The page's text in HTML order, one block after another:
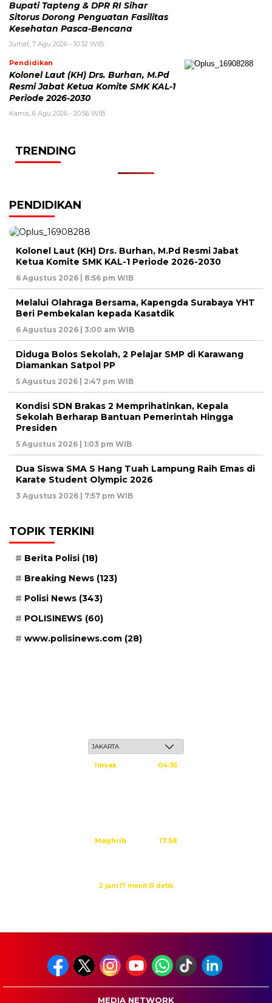
Bupati Tapteng & DPR RI Sihar
Sitorus Dorong Penguatan Fasilitas
Kesehatan Pasca-Bencana
Jumat, 7 Agu 2026 - 10:32 WIB
Pendidikan
Kolonel Laut (KH) Drs. Burhan, M.Pd
Resmi Jabat Ketua Komite SMK KAL-1
Periode 2026-2030
Kamis, 6 Agu 2026 - 20:56 WIB
TRENDING
PENDIDIKAN
Kolonel Laut (KH) Drs. Burhan, M.Pd Resmi Jabat
Ketua Komite SMK KAL-1 Periode 2026-2030
6 Agustus 2026 | 8:56 pm WIB
Melalui Olahraga Bersama, Kapengda Surabaya YHT
Beri Pembekalan kepada Kasatdik
6 Agustus 2026 | 3:00 am WIB
Diduga Bolos Sekolah, 2 Pelajar SMP di Karawang
Diamankan Satpol PP
5 Agustus 2026 | 2:47 pm WIB
Kondisi SDN Brakas 2 Memprihatinkan, Kepala
Sekolah Berharap Bantuan Pemerintah Hingga
Presiden
5 Agustus 2026 | 1:03 pm WIB
Dua Siswa SMA S Hang Tuah Lampung Raih Emas di
Karate Student Olympic 2026
3 Agustus 2026 | 7:57 pm WIB
TOPIK TERKINI
Berita Polisi (18)
Breaking News (123)
Polisi News (343)
POLISINEWS (60)
www.polisinews.com (28)
Imsak 04:35
Maghrib 17:58
2 jam 17 menit 14 detik
MEDIA NETWORK